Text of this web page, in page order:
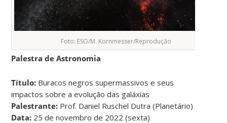
Foto: ESO/M. Kornmesser/Reprodução
Palestra de Astronomia
Título: Buracos negros supermassivos e seus
impactos sobre a evolução das galáxias
Palestrante: Prof. Daniel Ruschel Dutra (Planetário)
Data: 25 de novembro de 2022 (sexta)